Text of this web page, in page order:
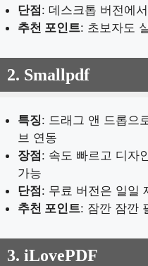
단점: 데스크톱 버전에
추천 포인트: 초보자도
2. Smallpdf
특징: 드래그 앤 드롭으
브 연동
장점: 속도 빠르고 디자
가능
단점: 무료 버전은 일일
추천 포인트: 잠깐 잠깐
3. iLovePDF